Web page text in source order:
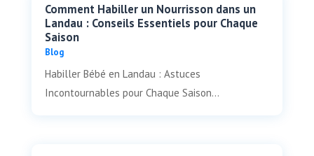
Comment Habiller un Nourrisson dans un
Landau : Conseils Essentiels pour Chaque
Saison
Blog
Habiller Bébé en Landau : Astuces
Incontournables pour Chaque Saison...